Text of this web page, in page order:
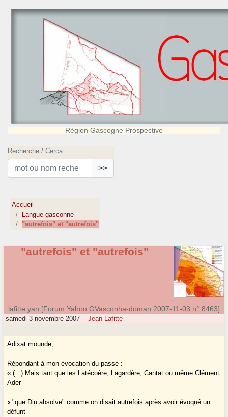
Région Gascogne Prospective
Recherche / Cerca :
>>
Accueil
Langue gasconne
"autrefois" et "autrefois"
"autrefois" et "autrefois"
lafitte.yan [Forum Yahoo GVasconha-doman 2007-11-03 n° 8463]
samedi 3 novembre 2007 - Jean Lafitte
Adixat moundë,
Répondant à mon évocation du passé :
« (...) Mais tant que les Latécoère, Lagardère, Cantat ou même Clément
Ader
"que Diu absolve" comme on disait autrefois après avoir évoqué un
défunt -